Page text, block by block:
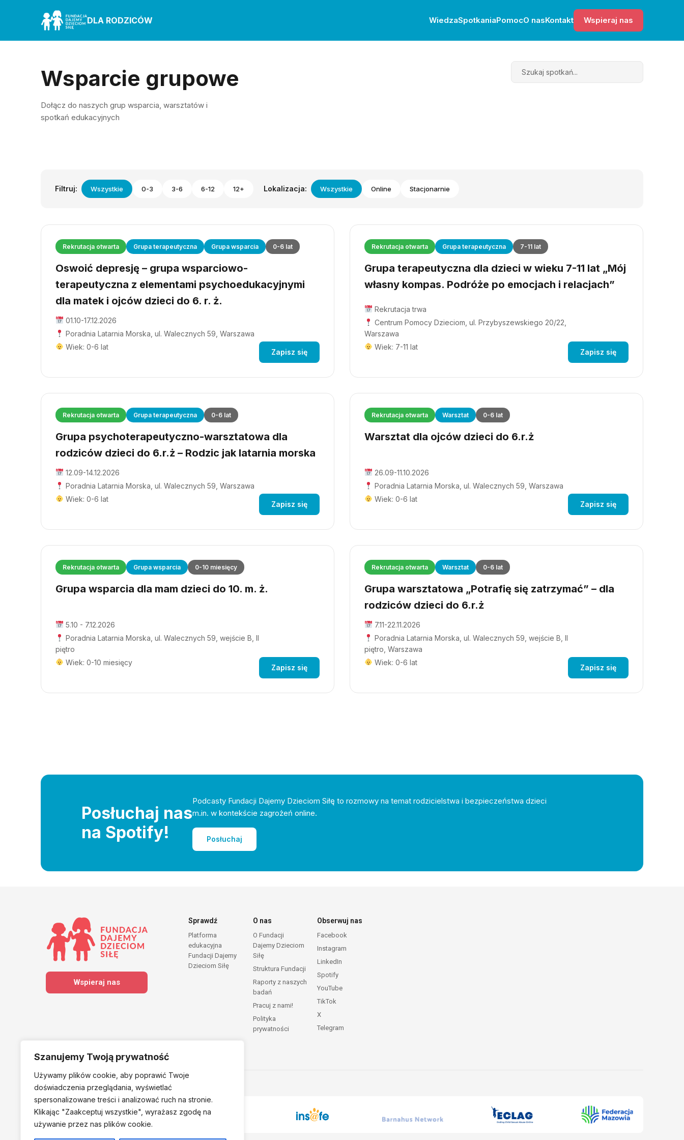
Szanujemy Twoją prywatność
Używamy plików cookie, aby poprawić Twoje
doświadczenia przeglądania, wyświetlać
spersonalizowane treści i analizować ruch na stronie.
Klikając "Zaakceptuj wszystkie", wyrażasz zgodę na
używanie przez nas plików cookie.
DLA RODZICÓW WiedzaSpotkaniaPomocO nasKontakt Wspieraj nas
Wsparcie grupowe
Dołącz do naszych grup wsparcia, warsztatów i
spotkań edukacyjnych
Search
Filtruj: Wszystkie 0-3 3-6 6-12 12+ Lokalizacja: Wszystkie Online Stacjonarnie
Rekrutacja otwarta Grupa terapeutyczna Grupa wsparcia 0-6 lat
Oswoić depresję – grupa wsparciowo-
terapeutyczna z elementami psychoedukacyjnymi
dla matek i ojców dzieci do 6. r. ż.
01.10-17.12.2026
Poradnia Latarnia Morska, ul. Walecznych 59, Warszawa
Wiek: 0-6 lat
Zapisz się
Rekrutacja otwarta Grupa terapeutyczna 7-11 lat
Grupa terapeutyczna dla dzieci w wieku 7-11 lat „Mój
własny kompas. Podróże po emocjach i relacjach”
Rekrutacja trwa
Centrum Pomocy Dzieciom, ul. Przybyszewskiego 20/22,
Warszawa
Wiek: 7-11 lat
Zapisz się
Rekrutacja otwarta Grupa terapeutyczna 0-6 lat
Grupa psychoterapeutyczno-warsztatowa dla
rodziców dzieci do 6.r.ż – Rodzic jak latarnia morska
12.09-14.12.2026
Poradnia Latarnia Morska, ul. Walecznych 59, Warszawa
Wiek: 0-6 lat
Zapisz się
Rekrutacja otwarta Warsztat 0-6 lat
Warsztat dla ojców dzieci do 6.r.ż
26.09-11.10.2026
Poradnia Latarnia Morska, ul. Walecznych 59, Warszawa
Wiek: 0-6 lat
Zapisz się
Rekrutacja otwarta Grupa wsparcia 0-10 miesięcy
Grupa wsparcia dla mam dzieci do 10. m. ż.
5.10 - 7.12.2026
Poradnia Latarnia Morska, ul. Walecznych 59, wejście B, II
piętro
Wiek: 0-10 miesięcy
Zapisz się
Rekrutacja otwarta Warsztat 0-6 lat
Grupa warsztatowa „Potrafię się zatrzymać” – dla
rodziców dzieci do 6.r.ż
7.11-22.11.2026
Poradnia Latarnia Morska, ul. Walecznych 59, wejście B, II
piętro, Warszawa
Wiek: 0-6 lat
Zapisz się
Posłuchaj nas
na Spotify!
Podcasty Fundacji Dajemy Dzieciom Siłę to rozmowy na temat rodzicielstwa i bezpieczeństwa dzieci
m.in. w kontekście zagrożeń online.
Posłuchaj
Wspieraj nas
Sprawdź
Platforma
edukacyjna
Fundacji Dajemy
Dzieciom Siłę
O nas
O Fundacji
Dajemy Dzieciom
Siłę
Struktura Fundacji
Raporty z naszych
badań
Pracuj z nami!
Polityka
prywatności
Obserwuj nas
Facebook
Instagram
LinkedIn
Spotify
YouTube
TikTok
X
Telegram
Należymy do